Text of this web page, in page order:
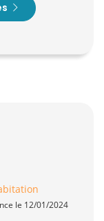
le 12/01/2024